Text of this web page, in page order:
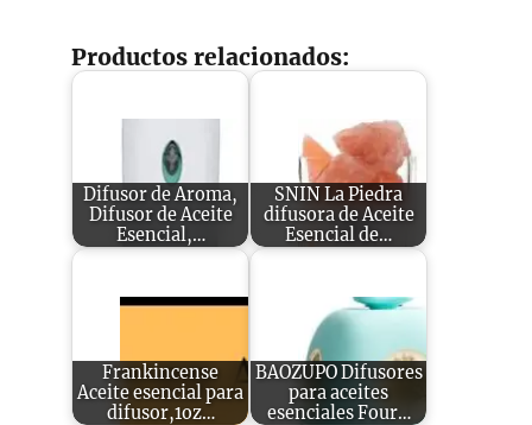
Productos relacionados:
Difusor de Aroma,
Difusor de Aceite
Esencial,…
SNIN La Piedra
difusora de Aceite
Esencial de…
Frankincense
Aceite esencial para
difusor,1oz…
BAOZUPO Difusores
para aceites
esenciales Four…